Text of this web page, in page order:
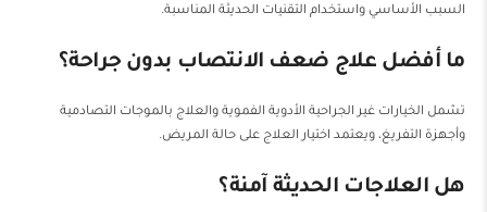
السبب الأساسي واستخدام التقنيات الحديثة المناسبة.
ما أفضل علاج ضعف الانتصاب بدون جراحة؟
تشمل الخيارات غير الجراحية الأدوية الفموية والعلاج بالموجات التصادمية
وأجهزة التفريغ، ويعتمد اختيار العلاج على حالة المريض.
هل العلاجات الحديثة آمنة؟